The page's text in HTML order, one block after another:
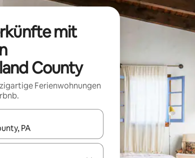
mit
County
Ferienwohnungen
sind, navigiere mit den Pfeiltasten nach oben und